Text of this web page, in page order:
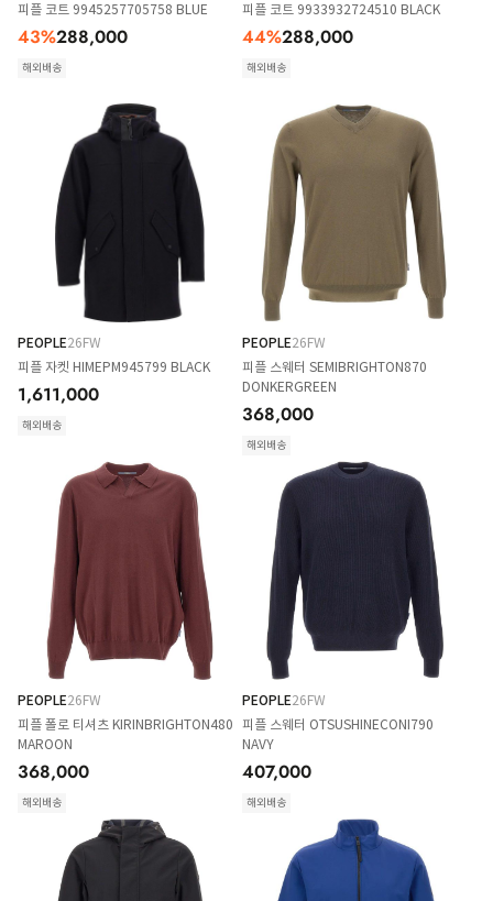
피플 코트 9945257705758 BLUE
43%288,000
해외배송
피플 코트 9933932724510 BLACK
44%288,000
해외배송
PEOPLE26FW
피플 자켓 HIMEPM945799 BLACK
1,611,000
해외배송
PEOPLE26FW
피플 스웨터 SEMIBRIGHTON870
DONKERGREEN
368,000
해외배송
PEOPLE26FW
피플 폴로 티셔츠 KIRINBRIGHTON480
MAROON
368,000
해외배송
PEOPLE26FW
피플 스웨터 OTSUSHINECONI790
NAVY
407,000
해외배송